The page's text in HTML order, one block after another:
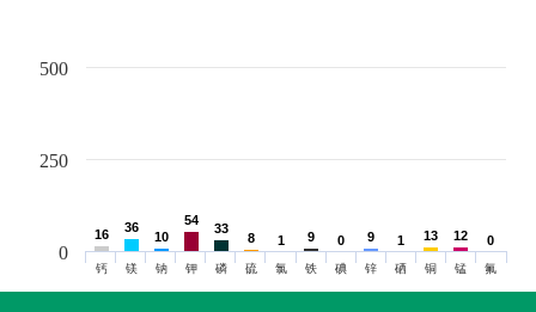
16
16 36
36
10
10
54
54
33
33
8
8 1
1 9
9 0
0 9
9 1
1 13
13 12
12 0
0
钙 镁 钠 钾 磷 硫 氯 铁 碘 锌 硒 铜 锰 氟
0
250
500